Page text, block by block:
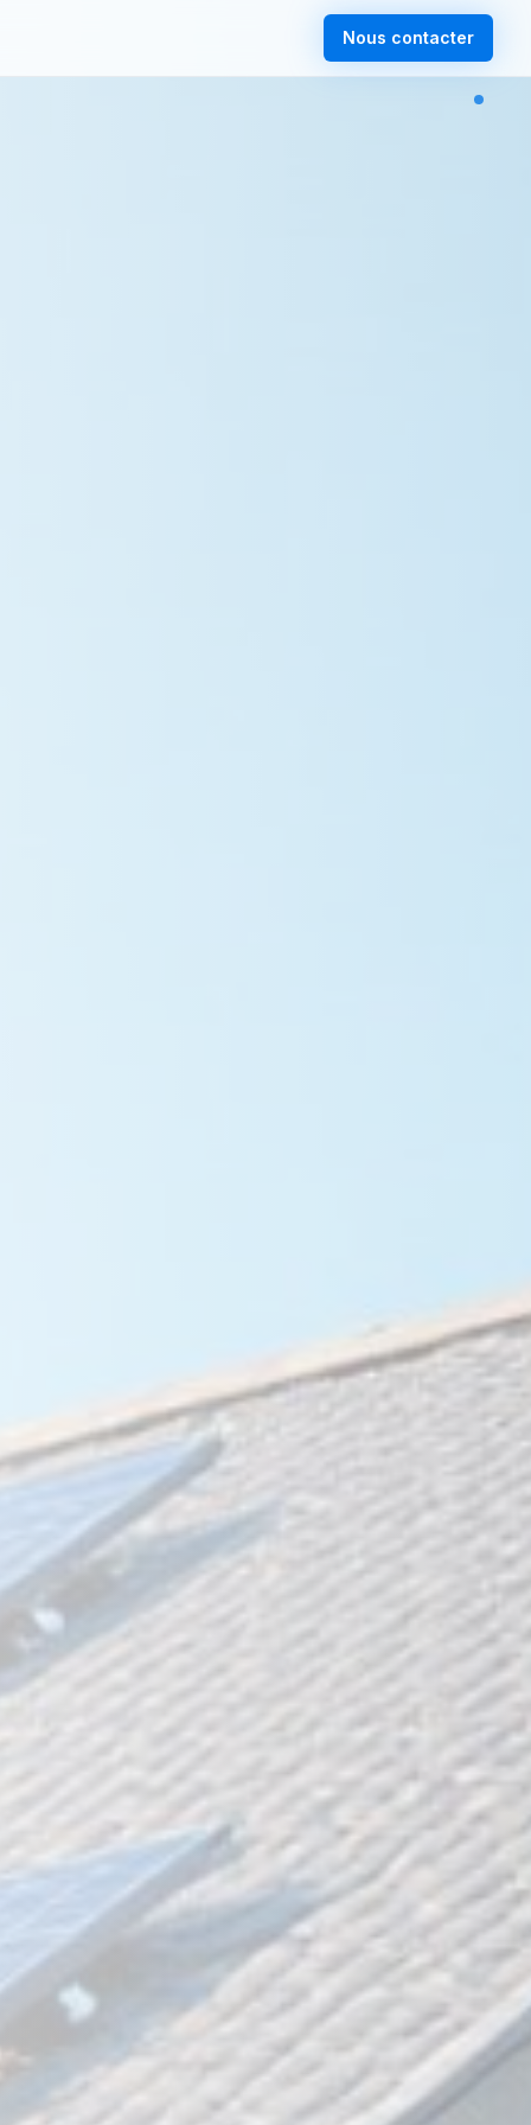
Nous contacter